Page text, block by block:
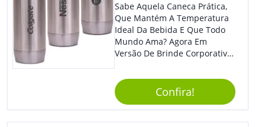
Sabe Aquela Caneca Prática,
Que Mantém A Temperatura
Ideal Da Bebida E Que Todo
Mundo Ama? Agora Em
Versão De Brinde Corporativo
Sua Marca Com Muito Estilo E
Acrescentar Ainda Mais
Praticidade À Eventos E Feiras
De Exposição.
Confira!